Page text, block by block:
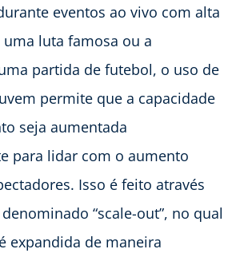
eventos ao vivo com alta
luta famosa ou a
partida de futebol, o uso de
permite que a capacidade
seja aumentada
para lidar com o aumento
Isso é feito através
“scale-out”, no qual
expandida de maneira